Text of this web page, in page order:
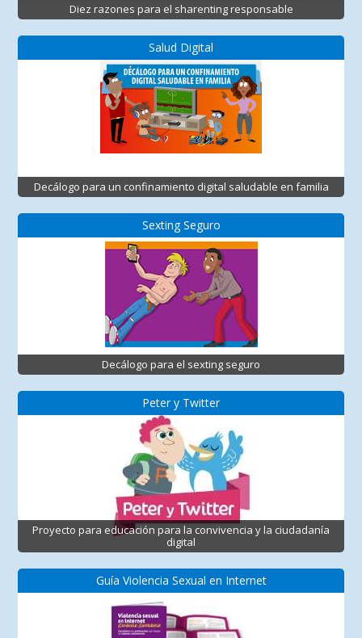
Diez razones para el sharenting responsable
Salud Digital
Decálogo para un confinamiento digital saludable en familia
Sexting Seguro
Decálogo para el sexting seguro
Peter y Twitter
Proyecto para educación para la convivencia y la ciudadanía
digital
Guía Violencia Sexual en Internet